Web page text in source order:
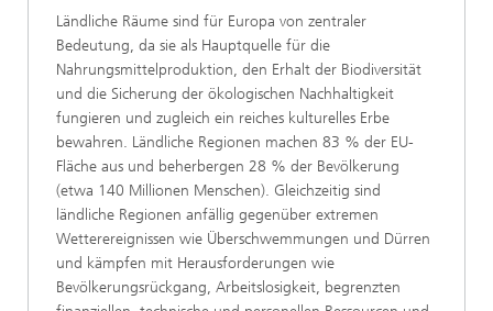
Ländliche Räume sind für Europa von zentraler
Bedeutung, da sie als Hauptquelle für die
Nahrungsmittelproduktion, den Erhalt der Biodiversität
und die Sicherung der ökologischen Nachhaltigkeit
fungieren und zugleich ein reiches kulturelles Erbe
bewahren. Ländliche Regionen machen 83 % der EU-
Fläche aus und beherbergen 28 % der Bevölkerung
(etwa 140 Millionen Menschen). Gleichzeitig sind
ländliche Regionen anfällig gegenüber extremen
Wetterereignissen wie Überschwemmungen und Dürren
und kämpfen mit Herausforderungen wie
Bevölkerungsrückgang, Arbeitslosigkeit, begrenzten